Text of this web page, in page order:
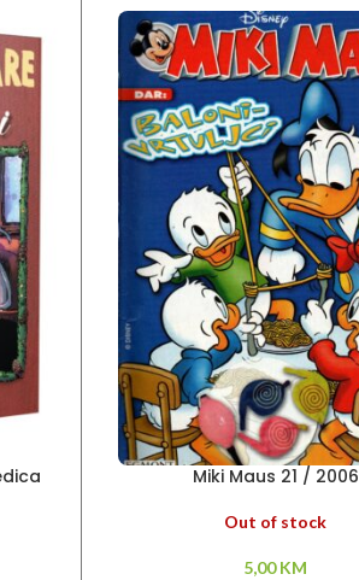
Miki Maus 21 / 2006
Out of stock
5,00KM